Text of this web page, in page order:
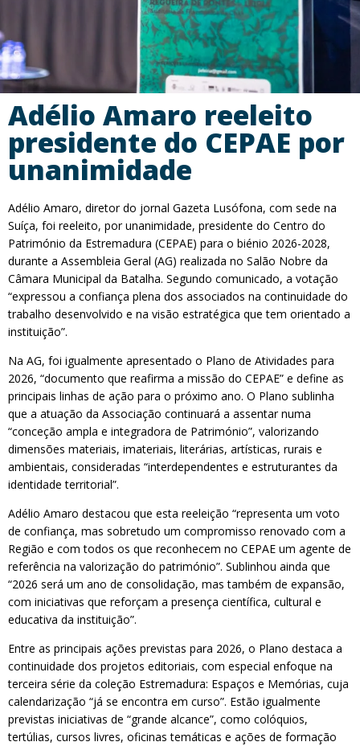
Adélio Amaro reeleito
presidente do CEPAE por
unanimidade
Adélio Amaro, diretor do jornal Gazeta Lusófona, com sede na
Suíça, foi reeleito, por unanimidade, presidente do Centro do
Património da Estremadura (CEPAE) para o biénio 2026-2028,
durante a Assembleia Geral (AG) realizada no Salão Nobre da
Câmara Municipal da Batalha. Segundo comunicado, a votação
“expressou a confiança plena dos associados na continuidade do
trabalho desenvolvido e na visão estratégica que tem orientado a
instituição”.
Na AG, foi igualmente apresentado o Plano de Atividades para
2026, “documento que reafirma a missão do CEPAE” e define as
principais linhas de ação para o próximo ano. O Plano sublinha
que a atuação da Associação continuará a assentar numa
“conceção ampla e integradora de Património”, valorizando
dimensões materiais, imateriais, literárias, artísticas, rurais e
ambientais, consideradas “interdependentes e estruturantes da
identidade territorial”.
Adélio Amaro destacou que esta reeleição “representa um voto
de confiança, mas sobretudo um compromisso renovado com a
Região e com todos os que reconhecem no CEPAE um agente de
referência na valorização do património”. Sublinhou ainda que
“2026 será um ano de consolidação, mas também de expansão,
com iniciativas que reforçam a presença científica, cultural e
educativa da instituição”.
Entre as principais ações previstas para 2026, o Plano destaca a
continuidade dos projetos editoriais, com especial enfoque na
terceira série da coleção Estremadura: Espaços e Memórias, cuja
calendarização “já se encontra em curso”. Estão igualmente
previstas iniciativas de “grande alcance”, como colóquios,
tertúlias, cursos livres, oficinas temáticas e ações de formação